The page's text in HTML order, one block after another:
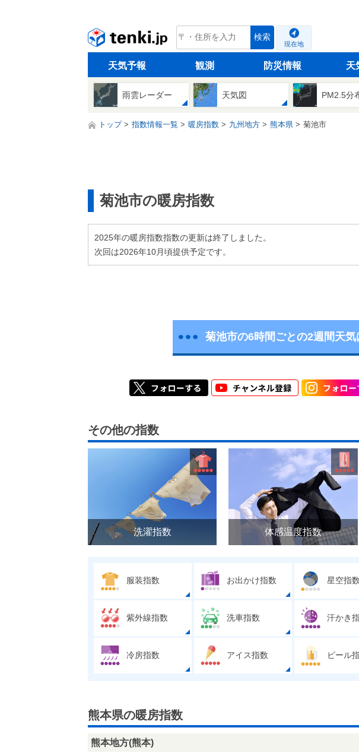
tenki.jp 検索
現在地
天気予報 観測 防災情報 天
雨雲レーダー 天気図 PM2.5分
トップ 指数情報一覧 暖房指数 九州地方 熊本県 菊池市
菊池市の暖房指数
2025年の暖房指数指数の更新は終了しました。
次回は2026年10月頃提供予定です。
菊池市の6時間ごとの2週間天気
その他の指数
洗濯指数 体感温度指数
服装指数 お出かけ指数 星空指数
紫外線指数 洗車指数 汗かき
冷房指数 アイス指数 ビール
熊本県の暖房指数
熊本地方(熊本)